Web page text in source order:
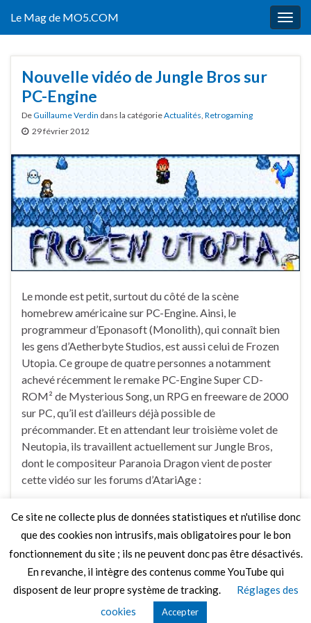
Le Mag de MO5.COM
Nouvelle vidéo de Jungle Bros sur
PC-Engine
DeGuillaume Verdin dans la catégorieActualités, Retrogaming
29 février 2012
Le monde est petit, surtout du côté de la scène
homebrew américaine sur PC-Engine. Ainsi, le
programmeur d’Eponasoft (Monolith), qui connaît bien
les gens d’Aetherbyte Studios, est aussi celui de Frozen
Utopia. Ce groupe de quatre personnes a notamment
achevé récemment le remake PC-Engine Super CD-
ROM² de Mysterious Song, un RPG en freeware de 2000
sur PC, qu’il est d’ailleurs déjà possible de
précommander. Et en attendant leur troisième volet de
Neutopia, ils travaillent actuellement sur Jungle Bros,
dont le compositeur Paranoia Dragon vient de poster
cette vidéo sur les forums d’AtariAge :
Faire un commentaire
Thèmes Graphene
Ce site ne collecte plus de données statistiques et n'utilise donc
que des cookies non intrusifs, mais obligatoires pour le bon
fonctionnement du site ; ils ne peuvent donc pas être désactivés.
En revanche, il intègre des contenus comme YouTube qui
disposent de leur propre système de tracking.
Réglages des
cookies
Accepter